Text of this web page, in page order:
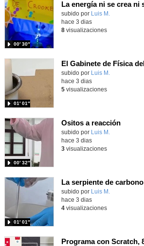
Contenido educativo.
subido por Luis M.
00′ 30″
hace 3 dias
8visualizaciones
Contenido educativo.
subido por Luis M.
01′ 01″
hace 3 dias
5visualizaciones
Ositos a reacción
Contenido educativo.
subido por Luis M.
00′ 32″
hace 3 dias
3visualizaciones
La serpiente de carbono
Contenido educativo.
subido por Luis M.
01′ 01″
hace 3 dias
4visualizaciones